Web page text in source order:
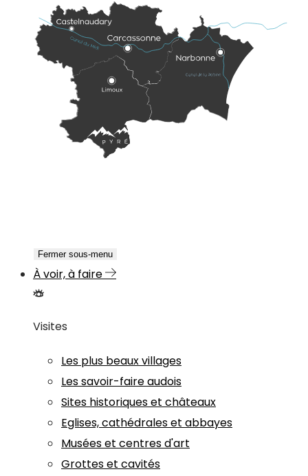
Fermer sous-menu
À voir, à faire
Visites
Les plus beaux villages
Les savoir-faire audois
Sites historiques et châteaux
Eglises, cathédrales et abbayes
Musées et centres d'art
Grottes et cavités